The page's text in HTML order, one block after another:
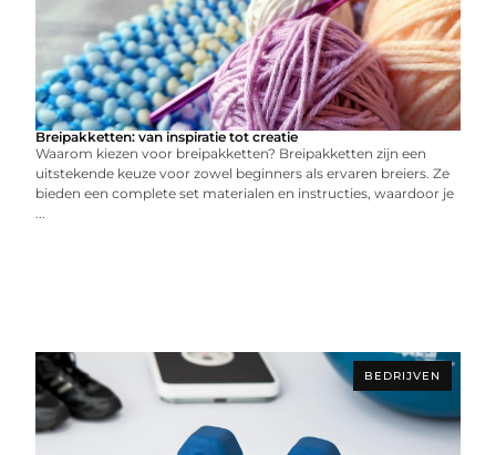
Breipakketten: van inspiratie tot creatie
Waarom kiezen voor breipakketten? Breipakketten zijn een
uitstekende keuze voor zowel beginners als ervaren breiers. Ze
bieden een complete set materialen en instructies, waardoor je
...
BEDRIJVEN